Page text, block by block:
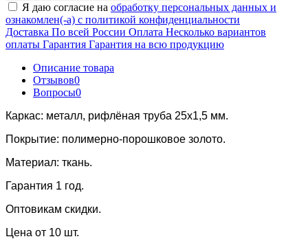
Я даю согласие на обработку персональных данных и
ознакомлен(-а) с политикой конфиденциальности
Доставка По всей России Оплата Несколько вариантов
оплаты Гарантия Гарантия на всю продукцию
Описание товара
Отзывов0
Вопросы0
Каркас: металл, рифлёная труба 25х1,5 мм.
Покрытие: полимерно-порошковое золото.
Материал: ткань.
Гарантия 1 год.
Оптовикам скидки.
Цена от 10 шт.